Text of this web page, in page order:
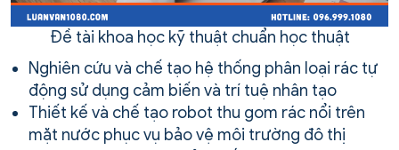
Đề tài khoa học kỹ thuật chuẩn học thuật
Nghiên cứu và chế tạo hệ thống phân loại rác tự
động sử dụng cảm biến và trí tuệ nhân tạo
Thiết kế và chế tạo robot thu gom rác nổi trên
mặt nước phục vụ bảo vệ môi trường đô thị